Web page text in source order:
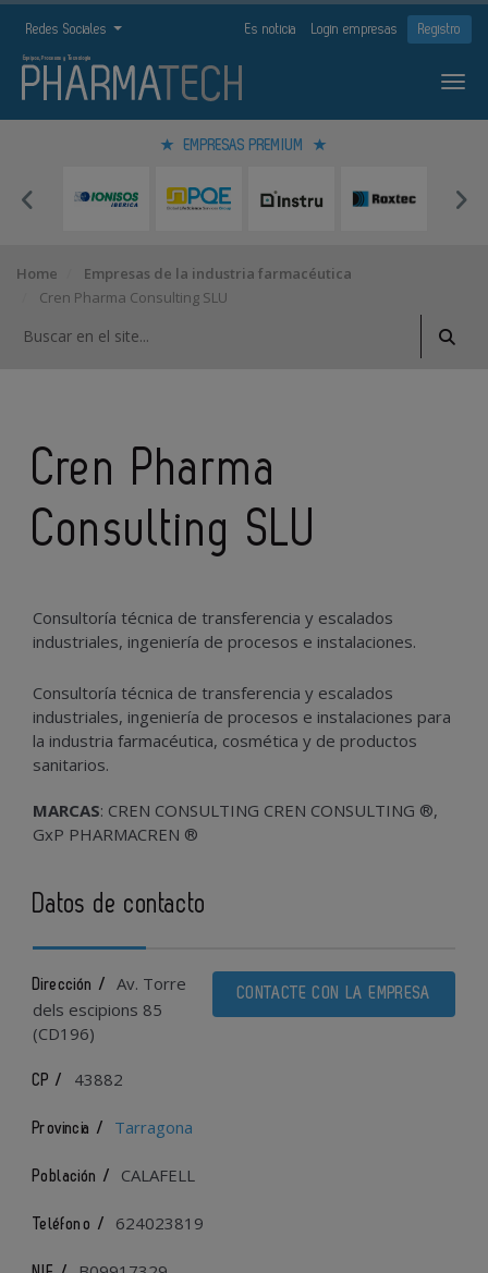
Redes Sociales Es noticia Login empresas Registro
EMPRESAS PREMIUM
Home
Empresas de la industria farmacéutica
Cren Pharma Consulting SLU
Cren Pharma
Consulting SLU
Consultoría técnica de transferencia y escalados
industriales, ingeniería de procesos e instalaciones.
Consultoría técnica de transferencia y escalados
industriales, ingeniería de procesos e instalaciones para
la industria farmacéutica, cosmética y de productos
sanitarios.
MARCAS: CREN CONSULTING CREN CONSULTING ®,
GxP PHARMACREN ®
Datos de contacto
CONTACTE CON LA EMPRESA
Dirección /
Av. Torre
dels escipions 85
(CD196)
CP / 43882
Provincia / Tarragona
Población / CALAFELL
Teléfono / 624023819